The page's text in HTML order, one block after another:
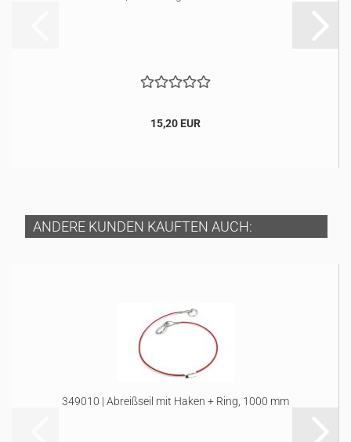
15,20 EUR
ANDERE KUNDEN KAUFTEN AUCH:
349010 | Abreißseil mit Haken + Ring, 1000 mm